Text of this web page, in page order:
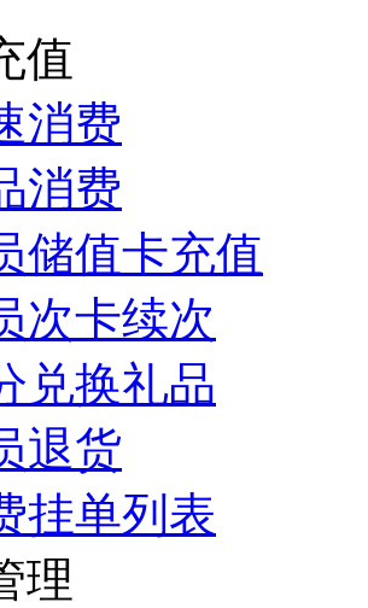
值
消费
消费
储值卡充值
次卡续次
兑换礼品
退货
挂单列表
理